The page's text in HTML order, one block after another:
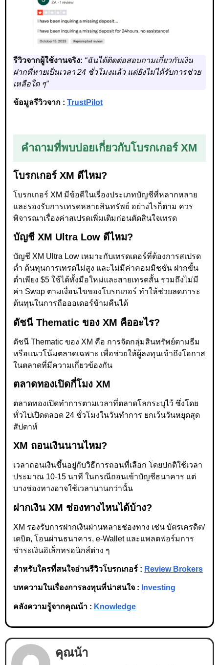
รีวิวจากผู้ใช้งานจริง: “ฉันได้ติดต่อสอบถามเกี่ยวกับเงิน
ฝากที่หายเป็นเวลา 24 ชั่วโมงแล้ว แต่ยังไม่ได้รับการช่วย
เหลือใด ๆ”
ข้อมูลรีวิวจาก : TrustPilot
คำถามที่พบบ่อยเกี่ยวกับโบรกเกอร์ XM
โบรกเกอร์ XM ดีไหม?
โบรกเกอร์ XM มีข้อดีในเรื่องประเภทบัญชีที่หลากหลาย
และรองรับการเทรดหลายสินทรัพย์ อย่างไรก็ตาม ควร
พิจารณาเรื่องค่าสเปรดเพิ่มเติมก่อนตัดสินใจเทรด
บัญชี XM Ultra Low ดีไหม?
บัญชี XM Ultra Low เหมาะกับเทรดเดอร์ที่ต้องการสเปรด
ต่ำ ต้นทุนการเทรดไม่สูง และไม่มีค่าคอมมิชชัน ฝากขั้น
ต่ำเพียง $5 ใช้ได้ทั้งมือใหม่และสายเทรดสั้น รวมถึงไม่มี
ค่า Swap ตามเงื่อนไขของโบรกเกอร์ ทำให้ช่วยลดภาระ
ต้นทุนในการถือออเดอร์ข้ามคืนได้
ดัชนี Thematic ของ XM คืออะไร?
ดัชนี Thematic ของ XM คือ การจัดกลุ่มสินทรัพย์ตามธีม
หรือแนวโน้มตลาดเฉพาะ เพื่อช่วยให้ผู้ลงทุนเข้าถึงโอกาส
ในตลาดที่มีความเกี่ยวข้องกัน
ตลาดทองเปิดกี่โมง XM
ตลาดทองเปิดทำการตามเวลาที่ตลาดโลกระบุไว้ ซึ่งโดย
ทั่วไปเปิดตลอด 24 ชั่วโมงในวันทำการ ยกเว้นวันหยุดสุด
สัปดาห์
XM ถอนเงินนานไหม?
เวลาถอนเงินขึ้นอยู่กับวิธีการถอนที่เลือก โดยปกติใช้เวลา
ประมาณ 10-15 นาที ในกรณีถอนเข้าบัญชีธนาคาร แต่
บางช่องทางอาจใช้เวลานานกว่านั้น
ฝากเงิน XM ช่องทางไหนได้บ้าง?
XM รองรับการฝากเงินผ่านหลายช่องทาง เช่น บัตรเครดิต/
เดบิต, โอนผ่านธนาคาร, e-Wallet และแพลตฟอร์มการ
ชำระเงินอิเล็กทรอนิกส์ต่าง ๆ
สำหรับใครที่สนใจอ่านรีวิวโบรกเกอร์ : Review Brokers
บทความในเรื่องการลงทุนที่น่าสนใจ : Investing
คลังความรู้จากคุณน้า : Knowledge
คุณน้า